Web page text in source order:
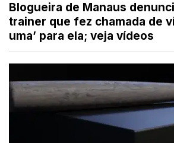
Blogueira de Manaus
trainer que fez chamada de
uma’ para ela; veja vídeos